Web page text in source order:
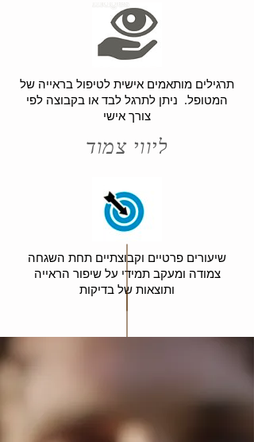
תרגילים מותאמים אישית לטיפול בראייה של
המטופל. ניתן לתרגל לבד או בקבוצה לפי
צורך אישי
ליווי צמוד
שיעורים פרטיים וקבוצתיים תחת השגחה
צמודה ומעקב תמידי על שיפור הראייה
ותוצאות של בדיקות